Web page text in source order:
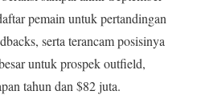
pemain untuk pertandingan
serta terancam posisinya
untuk prospek outfield,
tahun dan $82 juta.